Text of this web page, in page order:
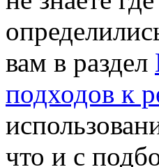
вам в раздел
подходов к
что и с